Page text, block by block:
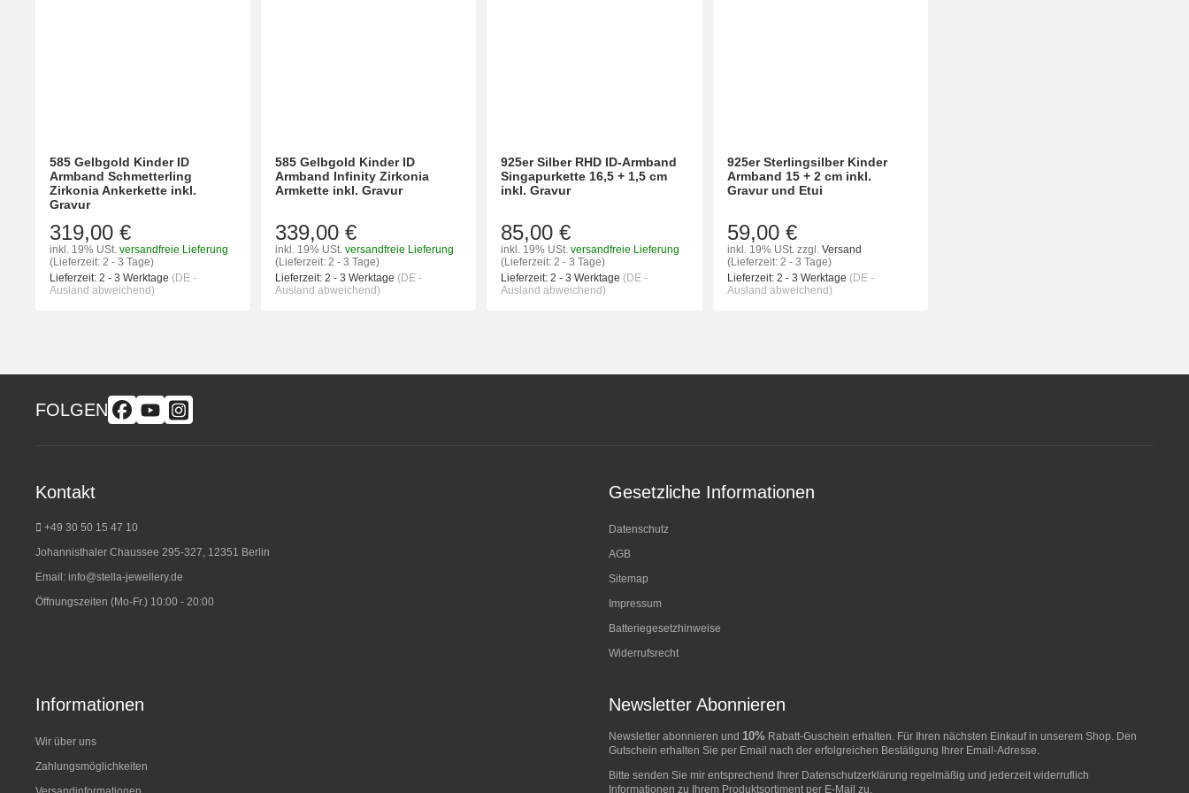
585 Gelbgold Kinder ID
Armband Schmetterling
Zirkonia Ankerkette inkl.
Gravur
319,00 €
inkl. 19% USt. versandfreie Lieferung
(Lieferzeit: 2 - 3 Tage)
Lieferzeit: 2 - 3 Werktage (DE -
Ausland abweichend)
585 Gelbgold Kinder ID
Armband Infinity Zirkonia
Armkette inkl. Gravur
339,00 €
inkl. 19% USt. versandfreie Lieferung
(Lieferzeit: 2 - 3 Tage)
Lieferzeit: 2 - 3 Werktage (DE -
Ausland abweichend)
925er Silber RHD ID-Armband
Singapurkette 16,5 + 1,5 cm
inkl. Gravur
85,00 €
inkl. 19% USt. versandfreie Lieferung
(Lieferzeit: 2 - 3 Tage)
Lieferzeit: 2 - 3 Werktage (DE -
Ausland abweichend)
925er Sterlingsilber Kinder
Armband 15 + 2 cm inkl.
Gravur und Etui
59,00 €
inkl. 19% USt.zzgl. Versand
(Lieferzeit: 2 - 3 Tage)
Lieferzeit: 2 - 3 Werktage (DE -
Ausland abweichend)
FOLGEN
Kontakt
+49 30 50 15 47 10
Johannisthaler Chaussee 295-327, 12351 Berlin
Email: info@stella-jewellery.de
Öffnungszeiten (Mo-Fr.) 10:00 - 20:00
Gesetzliche Informationen
Datenschutz
AGB
Sitemap
Impressum
Batteriegesetzhinweise
Widerrufsrecht
Informationen
Wir über uns
Zahlungsmöglichkeiten
Newsletter Abonnieren
Newsletter abonnieren und 10% Rabatt-Guschein erhalten. Für Ihren nächsten Einkauf in unserem Shop. Den
Gutschein erhalten Sie per Email nach der erfolgreichen Bestätigung Ihrer Email-Adresse.
Bitte senden Sie mir entsprechend Ihrer Datenschutzerklärung regelmäßig und jederzeit widerruflich
Informationen zu Ihrem Produktsortiment per E-Mail zu.